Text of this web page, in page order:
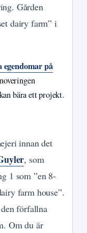
Gården
dairy farm” i
egendomar på
bära ett projekt.
innan det
, som
1 som ”en 8-
farm house”.
förfallna
Om du är